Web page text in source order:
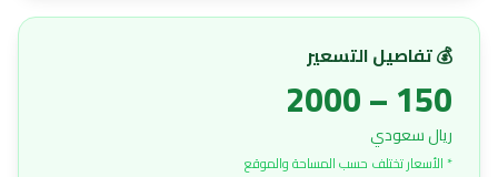
💰 تفاصيل التسعير
150 – 2000
ريال سعودي
* الأسعار تختلف حسب المساحة والموقع